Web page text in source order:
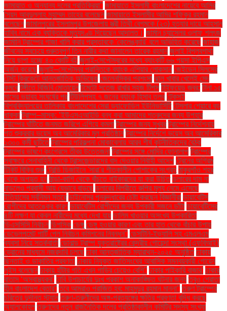
জামায়াত ও অন্যান্য দলের প্রতিক্রিয়া'' জামায়াতে ইসলামী বাংলাদেশের নায়েবে আমির
সৈয়দ আবদুল্লাহ মুহাম্মদ তাহের বলেছেন জামায়াতে ইসলামীর আমির শফিকুর রহমান
বলেছেন জামালপুরের ইসলামপুর উপজেলায় স্ত্রী তিথী বেগমকে (২৩) হত্যার দায়ে আহসান
হাবিব নামে এক ব্যক্তিকে মৃত্যুদণ্ড দিয়েছেন আদালত। জার্মান চ্যান্সেলর ওলাফ শলৎজ
জার্মানি ট্রাম্পের গাজা খালি করার প্রস্তাবকে 'কেলেঙ্কারি' বলে অভিহিত করেছে জাহাজ
জীবনের সবচেয়ে গুরুত্বপূর্ণ তিন নারীর কথা জানালেন তারেক রহমান জুলাই বিপ্লবগাথা
নিয়ে ছাপা হচ্ছে ৪০ কোটি বই জুলাই-সেপ্টেম্বরের মধ্যে ব্যাংকটি ৬৬ পয়সা ইপিএস
অর্জন করেছে জুলাই–সেপ্টেম্বর প্রান্তিকে ব্যাংক এশিয়ার লোকসান জেইডেন সিলসের
টেস্ট ক্রিকেটে আন্তর্জাতিক অভিষেক জেলেনস্কির প্রশংসা ঝাল খাবার খেলেই মেদ
কমবে টঙ্গীতে বিজিবি মোতায়েন টমেটো সতেজ রাখার সহজ টিপস টাইফয়েড জ্বর: টানা ১৫
মাসের ভয়াবহ সংঘর্ষের পর টিউলিপসহ ৭ জনের ব্যাংক হিসাব তলব টেকসই
বিশ্ববিদ্যালয়ের তালিকায় বাংলাদেশের সেরা ড্যাফোডিল ইউনিভার্সিটি টেসলার শেয়ারে বড়
ধাক্কা ট্রাম্প–মাস্ক: ‘ইউএসএআইডি বন্ধ করা আমাদের শত্রুদের জন্য উপহার
ট্রাম্পের ঘাঁটিতে জনমত জরিপে এগিয়ে কমলা ট্রাম্পের জন্য সুখবর ট্রাম্পের নির্দেশনায়
গত শুক্রবার ভয়েস অব আমেরিকার মূল প্রতিষ্ঠান ট্রাম্পের নির্দেশে ভয়েস অব আমেরিকার
১৩০০ কর্মী ছুটিতে ট্রাম্পের পরিকল্পনা মোকাবেলায় আরব শীর্ষ কূটনীতিকদের বৈঠক
ট্রাম্পের ভাষণে কংগ্রেসে তীব্র উত্তেজনা ট্রাম্পের সঙ্গে মোদির ফোনালাপ ট্রাম্পের
স্বাক্ষরে সেনাবাহিনী থেকে ট্রান্সজেন্ডারদের বাদ দেওয়ার নির্বাহী আদেশ ট্রেনের অগ্রিম
টিকিট বিক্রি শুরু ট্রেন্ডি ডিজাইনে 'সারা'র শীতকালীন পোশাকের সংগ্রহ ঠাকুরগাঁও শহর
থেকে অপহৃত হন ঠান্ডা-কাশি থেকে বাঁচতে বাইকারদের যা করা উচিত ডলারের দাম না
বাড়লেও প্রবাসী আয় যেভাবে বাড়ছে ডলারের বিপরীতে রুপির মূল্য নেমে এসেছে
ইতিহাসের সর্বনিম্ন স্তরে ডাইনোসর পুনরুদ্ধারের চেষ্টা করছেন বিজ্ঞানীরা ডায়াবেটিস
রোগীদের আতঙ্কের কারণ ডায়াবেটিস রোগীদের জন্য উপকারী সজনে ডাঁটা ডায়াবেটিসের
৪টি লক্ষণ যা কেবল নারীদের মধ্যে দেখা যায় ডালিম খাওয়ার অসংখ্য উপকারিতা
ডিএসসিসি নির্বাচন ডিপসিক ডেঙ্গু ডেঙ্গু হওয়ার কারণ এবং তার হাত থেকে বাঁচার উপায়
ডেভেলপমেন্ট পার্টি পেল নির্বাচন কমিশনের নিবন্ধন" ডেসটিনি-ইভ্যালি সহ এমএলএম
ব্যবসা নিয়ে সতর্কবার্তা ডোনাল্ড ট্রাম্প যুক্তরাষ্ট্রের কেন্দ্রীয় গোয়েন্দা সংস্থা (এফবিআই)
ড্রোনের মাধ্যমে নজরদারি চলছে ঢাকা আন্তর্জাতিক ম্যারাথন-২০২৫ অনুষ্ঠিত ঢাকায়
ছিনতাই ও ডাকাতির প্রবণতা ঢাকায় নিযুক্ত জাতিসংঘের আবাসিক সমন্বয়কারী গোয়েন
লুইস বলেছেন ঢাকায় হাঁটার গতি এখন গাড়ির চেয়েও বেশি'' ঢাকার পাইকারি বাজার' ঢাকার
বাতাস ‘অস্বাস্থ্যকর’ ঢাবি উপাচার্যের দুঃখ প্রকাশ অনাকাঙ্ক্ষিত ঘটনার জন্য তবুও শ্রোতা
হীন বাংলাদেশ বেতার” তবে আমরাও পরাজিত হব: মাহমুদুর রহমান মান্না" তরুণ ট্রাম্পের
চরিত্রে দুর্দান্ত স্ট্যান তরুণ-তরুণীদের অঙ্গ-প্রত্যঙ্গের ক্ষতির প্রবণতা বৃদ্ধি করছে
অ্যালকোহল তরুণদের নতুন রাজনৈতিক দলের প্রতিষ্ঠাকালীন কমিটির সদস্য সংখ্যা